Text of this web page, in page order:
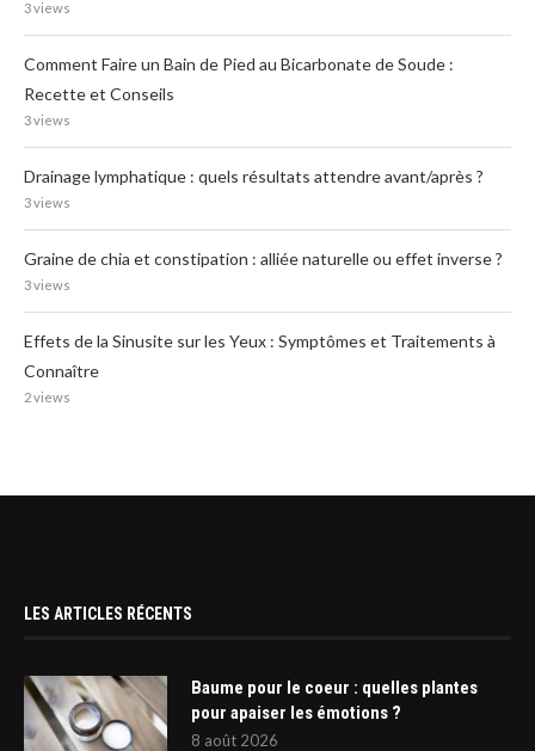
3 views
Comment Faire un Bain de Pied au Bicarbonate de Soude :
Recette et Conseils
3 views
Drainage lymphatique : quels résultats attendre avant/après ?
3 views
Graine de chia et constipation : alliée naturelle ou effet inverse ?
3 views
Effets de la Sinusite sur les Yeux : Symptômes et Traitements à
Connaître
2 views
LES ARTICLES RÉCENTS
Baume pour le coeur : quelles plantes
pour apaiser les émotions ?
8 août 2026